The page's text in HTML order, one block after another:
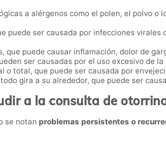
a alérgenos como el polen, el polvo
puede ser causada por infecciones
que puede causar inflamación, dolor de
ser causadas por el uso excesivo de
o total, que puede ser causada por
gira a su alrededor, que puede ser
a la consulta de
se notan problemas persistentes o